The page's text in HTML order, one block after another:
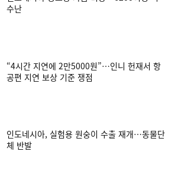
수난
“4시간 지연에 2만5000원”…인니 헌재서 항
공편 지연 보상 기준 쟁점
인도네시아, 실험용 원숭이 수출 재개…동물단
체 반발